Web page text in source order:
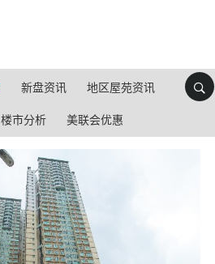
新盘资讯 地区屋苑资讯
楼市分析 美联会优惠